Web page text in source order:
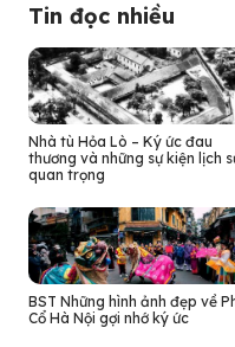
Tin đọc nhiều
Nhà tù Hỏa Lò – Ký ức đau
thương và những sự kiện lịch
quan trọng
BST Những hình ảnh đẹp về
Cổ Hà Nội gợi nhớ ký ức